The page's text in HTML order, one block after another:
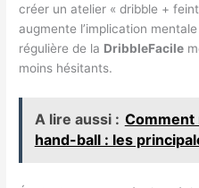
créer un atelier « dribble +
augmente l’implication
régulière de la DribbleFacile
moins hésitants.
A lire aussi : Comment
hand-ball : les